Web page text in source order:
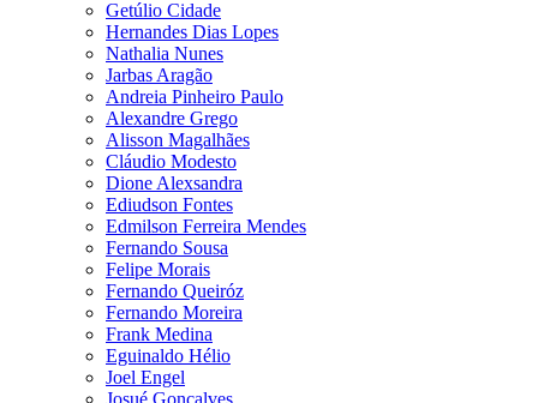
Getúlio Cidade
Hernandes Dias Lopes
Nathalia Nunes
Jarbas Aragão
Andreia Pinheiro Paulo
Alexandre Grego
Alisson Magalhães
Cláudio Modesto
Dione Alexsandra
Ediudson Fontes
Edmilson Ferreira Mendes
Fernando Sousa
Felipe Morais
Fernando Queiróz
Fernando Moreira
Frank Medina
Eguinaldo Hélio
Joel Engel
Josué Gonçalves